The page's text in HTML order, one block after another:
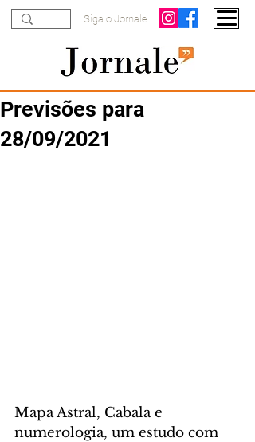
Siga o Jornale
Previsões para
28/09/2021
Mapa Astral, Cabala e
numerologia, um estudo com